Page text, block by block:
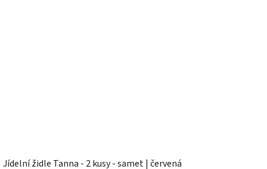
Jídelní židle Tanna - 2 kusy - samet | červená